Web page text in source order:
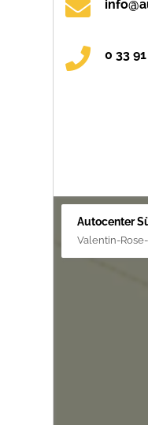
0 33
Autocenter
Valentin-